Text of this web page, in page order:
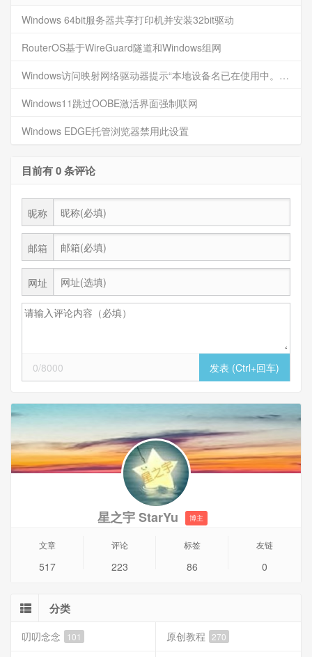
Windows 64bit服务器共享打印机并安装32bit驱动
RouterOS基于WireGuard隧道和Windows组网
Windows访问映射网络驱动器提示“本地设备名已在使用中。此连接尚未还原”的解决方法
Windows11跳过OOBE激活界面强制联网
Windows EDGE托管浏览器禁用此设置
目前有 0 条评论
昵称
邮箱
网址
0/8000
星之宇 StarYu 博主
文章
517
评论
223
标签
86
友链
0
分类
叨叨念念 101 原创教程 270